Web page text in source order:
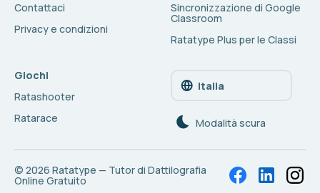
Contattaci
Privacy e condizioni
Sincronizzazione di Google
Classroom
Ratatype Plus per le Classi
Giochi
Ratashooter
Ratarace
Italia
Modalità scura
© 2026 Ratatype — Tutor di Dattilografia
Online Gratuito